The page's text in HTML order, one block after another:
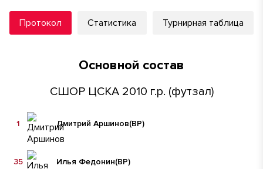
Протокол Статистика Турнирная таблица
Основной состав
СШОР ЦСКА 2010 г.р. (футзал)
Дмитрий Аршинов(ВР)
1
Илья Федонин(ВР)
35